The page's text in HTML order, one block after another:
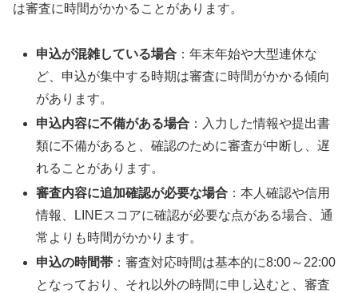
は審査に時間がかかることがあります。
申込が混雑している場合 ：年末年始や大型連休な
ど、申込が集中する時期は審査に時間がかかる傾向
があります。
申込内容に不備がある場合 ：入力した情報や提出書
類に不備があると、確認のために審査が中断し、遅
れることがあります。
審査内容に追加確認が必要な場合 ：本人確認や信用
情報、LINEスコアに確認が必要な点がある場合、通
常よりも時間がかかります。
申込の時間帯 ：審査対応時間は基本的に8:00～22:00
となっており、それ以外の時間に申し込むと、審査